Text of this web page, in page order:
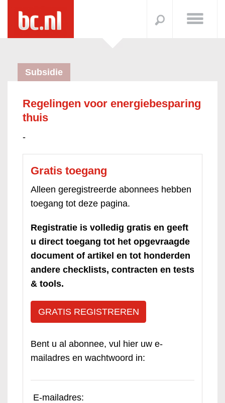
Subsidie
Regelingen voor energiebesparing
thuis
-
Gratis toegang
Alleen geregistreerde abonnees hebben
toegang tot deze pagina.
Registratie is volledig gratis en geeft
u direct toegang tot het opgevraagde
document of artikel en tot honderden
andere checklists, contracten en tests
& tools.
GRATIS REGISTREREN
Bent u al abonnee, vul hier uw e-
mailadres en wachtwoord in:
E-mailadres: